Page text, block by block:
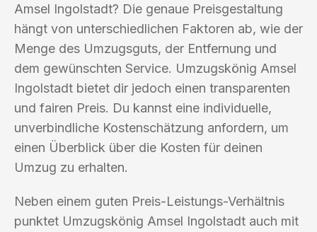
Amsel Ingolstadt? Die genaue Preisgestaltung
hängt von unterschiedlichen Faktoren ab, wie der
Menge des Umzugsguts, der Entfernung und
dem gewünschten Service. Umzugskönig Amsel
Ingolstadt bietet dir jedoch einen transparenten
und fairen Preis. Du kannst eine individuelle,
unverbindliche Kostenschätzung anfordern, um
einen Überblick über die Kosten für deinen
Umzug zu erhalten.
Neben einem guten Preis-Leistungs-Verhältnis
punktet Umzugskönig Amsel Ingolstadt auch mit